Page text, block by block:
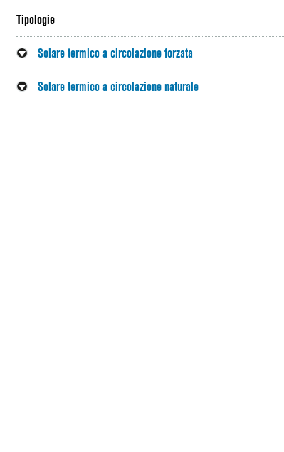
Tipologie
Solare termico a circolazione forzata
Solare termico a circolazione naturale